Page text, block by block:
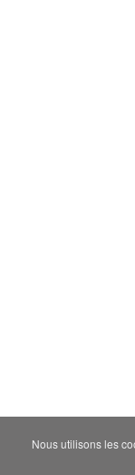
Nous utilisons les